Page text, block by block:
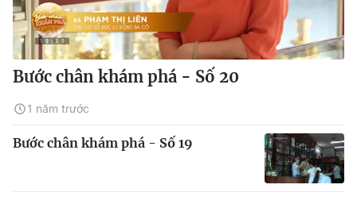
Bước chân khám phá - Số 20
1 năm trước
Bước chân khám phá - Số 19